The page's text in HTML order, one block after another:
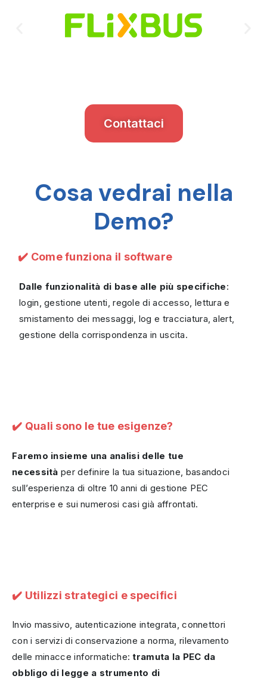
Contattaci
Cosa vedrai nella
Demo?
✔️ Come funziona il software
Dalle funzionalità di base alle più specifiche:
login, gestione utenti, regole di accesso, lettura e
smistamento dei messaggi, log e tracciatura, alert,
gestione della corrispondenza in uscita.
✔️ Quali sono le tue esigenze?
Faremo insieme una analisi delle tue
necessità per definire la tua situazione, basandoci
sull’esperienza di oltre 10 anni di gestione PEC
enterprise e sui numerosi casi già affrontati.
✔️ Utilizzi strategici e specifici
Invio massivo, autenticazione integrata, connettori
con i servizi di conservazione a norma, rilevamento
delle minacce informatiche:tramuta la PEC da
obbligo di legge a strumento di